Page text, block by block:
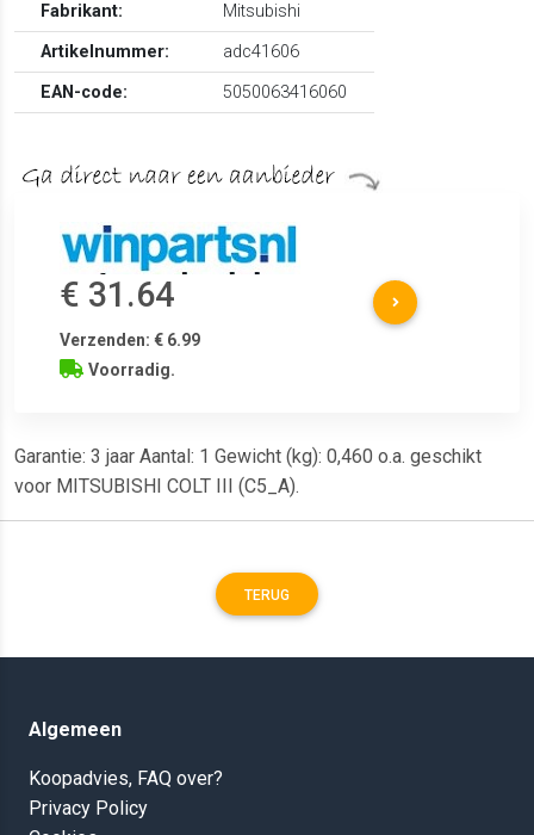
Fabrikant:
Mitsubishi
Artikelnummer:
adc41606
EAN-code:
5050063416060
€ 31.64
Verzenden: € 6.99
Voorradig.
Garantie: 3 jaar Aantal: 1 Gewicht (kg): 0,460 o.a. geschikt
voor MITSUBISHI COLT III (C5_A).
TERUG
Algemeen
Koopadvies, FAQ over?
Privacy Policy